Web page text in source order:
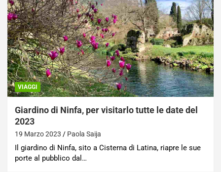
VIAGGI
Giardino di Ninfa, per visitarlo tutte le date del
2023
19 Marzo 2023 Paola Saija
Il giardino di Ninfa, sito a Cisterna di Latina, riapre le sue
porte al pubblico dal…